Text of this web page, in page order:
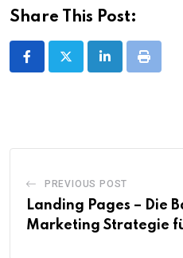
Share This Post:
LinkedInPrint
PREVIOUS POST
Landing Pages – Die
Marketing Strategie